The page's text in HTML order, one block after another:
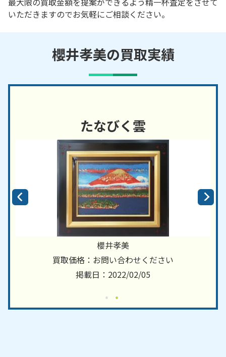
いただきますのでお気軽にご相談ください。
櫻井孝美の買取実績
たなびく雲
櫻井孝美
買取価格：お問い合わせください
掲載日：2022/02/05